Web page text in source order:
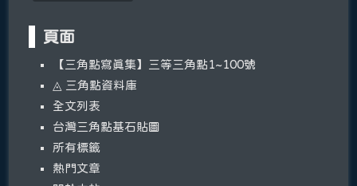
頁面
【三角點寫真集】三等三角點1~100號
◬ 三角點資料庫
全文列表
台灣三角點基石貼圖
所有標籤
熱門文章